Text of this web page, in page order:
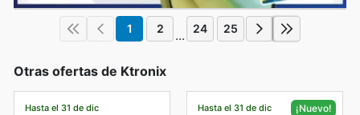
1 2 ... 24 25
Otras ofertas de Ktronix
Hasta el 31 de dic Hasta el 31 de dic ¡Nuevo!